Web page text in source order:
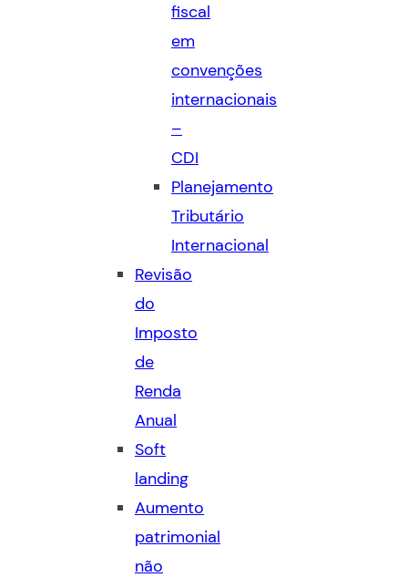
fiscal
em
convenções
internacionais
–
CDI
Planejamento
Tributário
Internacional
Revisão
do
Imposto
de
Renda
Anual
Soft
landing
Aumento
patrimonial
não